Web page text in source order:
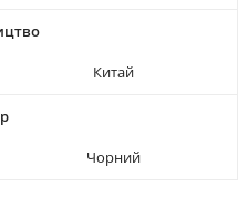
Китай
Чорний